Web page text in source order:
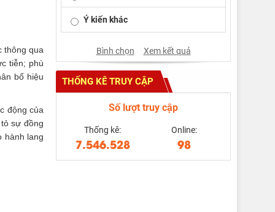
thông qua
tiễn; phù
bổ hiệu
động của
sự đồng
hành lang
Ý kiến khác
Bình chọn Xem kết quả
THỐNG KÊ TRUY CẬP
Số lượt truy cập
Thống kê:
7.546.528
Online:
98